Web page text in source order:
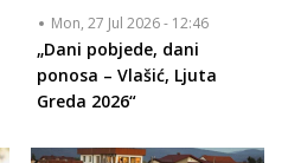
Mon, 27 Jul 2026 - 12:46
„Dani pobjede, dani
ponosa – Vlašić, Ljuta
Greda 2026“